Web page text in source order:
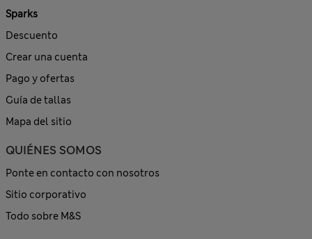
Sparks
Descuento
Crear una cuenta
Pago y ofertas
Guía de tallas
Mapa del sitio
QUIÉNES SOMOS
Ponte en contacto con nosotros
Sitio corporativo
Todo sobre M&S